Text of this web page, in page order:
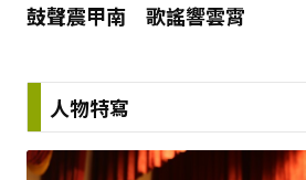
鼓聲震甲南 歌謠響雲霄
人物特寫